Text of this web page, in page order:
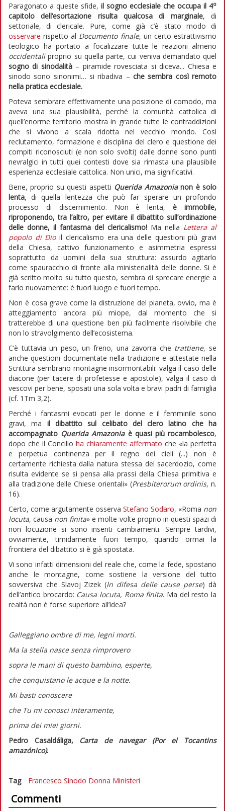
Paragonato a queste sfide, il sogno ecclesiale che occupa il 4o
capitolo dell’esortazione risulta qualcosa di marginale, di
settoriale, di clericale. Pure, come già c’è stato modo di
osservare rispetto al Documento finale, un certo estrattivismo
teologico ha portato a focalizzare tutte le reazioni almeno
occidentaliproprio su quella parte, cui veniva demandato quel
sogno di sinodalità– piramide rovesciata si diceva... Chiesa e
sinodo sono sinonimi… si ribadiva – che sembra così remoto
nella pratica ecclesiale.
Poteva sembrare effettivamente una posizione di comodo, ma
aveva una sua plausibilità, perché la comunità cattolica di
quell’enorme territorio mostra in grande tutte le contraddizioni
che si vivono a scala ridotta nel vecchio mondo. Così
reclutamento, formazione e disciplina del clero e questione dei
compiti riconosciuti (e non solo svolti) dalle donne sono punti
nevralgici in tutti quei contesti dove sia rimasta una plausibile
esperienza ecclesiale cattolica. Non unici, ma significativi.
Bene, proprio su questi aspetti Querida Amazonianon è solo
lenta, di quella lentezza che può far sperare un profondo
processo di discernimento. Non è lenta,è immobile,
riproponendo, tra l’altro, per evitare il dibattito sull’ordinazione
delle donne, il fantasma del clericalismo! Ma nella Lettera al
popolo di Dioil clericalismo era una delle questioni più gravi
della Chiesa, cattivo funzionamento e asimmetria espressi
soprattutto da uomini della sua struttura: assurdo agitarlo
come spauracchio di fronte alla ministerialità delle donne. Si è
già scritto molto su tutto questo, sembra di sprecare energie a
farlo nuovamente: è fuori luogo e fuori tempo.
Non è cosa grave come la distruzione del pianeta, ovvio, ma è
atteggiamento ancora più miope, dal momento che si
tratterebbe di una questione ben più facilmente risolvibile che
non lo stravolgimento dell’ecosistema.
C’è tuttavia un peso, un freno, una zavorra che trattiene, se
anche questioni documentate nella tradizione e attestate nella
Scrittura sembrano montagne insormontabili: valga il caso delle
diacone (per tacere di profetesse e apostole), valga il caso di
vescovi per bene, sposati una sola volta e bravi padri di famiglia
(cf. 1Tm 3,2).
Perché i fantasmi evocati per le donne e il femminile sono
gravi, ma il dibattito sul celibato del clero latino che ha
accompagnato Querida Amazoniaè quasi più rocambolesco,
dopo che il Concilio ha chiaramente affermato che «la perfetta
e perpetua continenza per il regno dei cieli (...) non è
certamente richiesta dalla natura stessa del sacerdozio, come
risulta evidente se si pensa alla prassi della Chiesa primitiva e
alla tradizione delle Chiese orientali» (Presbiterorum ordinis, n.
16).
Certo, come argutamente osserva Stefano Sodaro, «Roma non
locuta, causa non finita» e molte volte proprio in questi spazi di
non locuzione si sono inseriti cambiamenti. Sempre tardivi,
ovviamente, timidamente fuori tempo, quando ormai la
frontiera del dibattito si è già spostata.
Vi sono infatti dimensioni del reale che, come la fede, spostano
anche le montagne, come sostiene la versione del tutto
sovversiva che Slavoj Zizek (In difesa delle cause perse) dà
dell’antico brocardo: Causa locuta, Roma finita. Ma del resto la
realtà non è forse superiore all’idea?
Galleggiano ombre di me, legni morti.
Ma la stella nasce senza rimprovero
sopra le mani di questo bambino, esperte,
che conquistano le acque e la notte.
Mi basti conoscere
che Tu mi conosci interamente,
prima dei miei giorni.
Pedro Casaldáliga, Carta de navegar (Por el Tocantins
amazónico).
Tag Francesco Sinodo Donna Ministeri
Commenti